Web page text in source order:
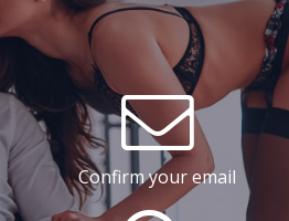
Confirm your email